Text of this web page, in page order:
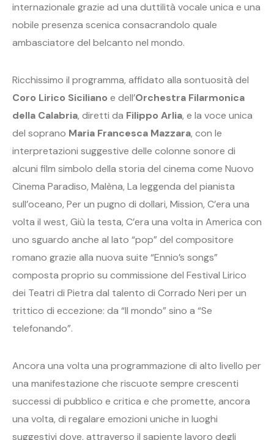
internazionale grazie ad una duttilità vocale unica e una
nobile presenza scenica consacrandolo quale
ambasciatore del belcanto nel mondo.
Ricchissimo il programma, affidato alla sontuosità del
Coro Lirico Siciliano e dell’Orchestra Filarmonica
della Calabria, diretti da Filippo Arlia, e la voce unica
del soprano Maria Francesca Mazzara, con le
interpretazioni suggestive delle colonne sonore di
alcuni film simbolo della storia del cinema come Nuovo
Cinema Paradiso, Malèna, La leggenda del pianista
sull’oceano, Per un pugno di dollari, Mission, C’era una
volta il west, Giù la testa, C’era una volta in America con
uno sguardo anche al lato “pop” del compositore
romano grazie alla nuova suite “Ennio’s songs”
composta proprio su commissione del Festival Lirico
dei Teatri di Pietra dal talento di Corrado Neri per un
trittico di eccezione: da “Il mondo” sino a “Se
telefonando”.
Ancora una volta una programmazione di alto livello per
una manifestazione che riscuote sempre crescenti
successi di pubblico e critica e che promette, ancora
una volta, di regalare emozioni uniche in luoghi
suggestivi dove, attraverso il sapiente lavoro degli